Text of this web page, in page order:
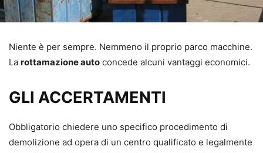
Niente è per sempre. Nemmeno il proprio parco macchine.
La rottamazione auto concede alcuni vantaggi economici.
GLI ACCERTAMENTI
Obbligatorio chiedere uno specifico procedimento di
demolizione ad opera di un centro qualificato e legalmente